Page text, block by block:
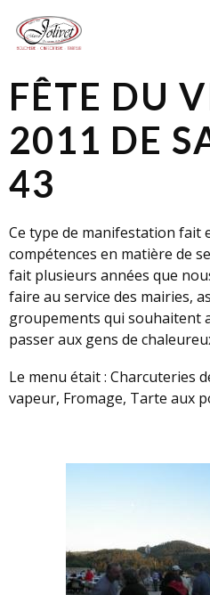
FÊTE DU
2011 DE
43
Ce type de manifestation fait
compétences en matière de
fait plusieurs années que
faire au service des mairies,
groupements qui souhaitent
passer aux gens de
Le menu était : Charcuteries
vapeur, Fromage, Tarte aux